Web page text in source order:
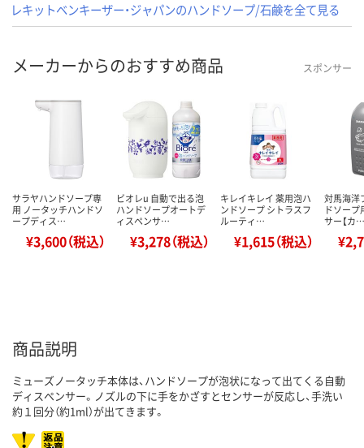
レキットベンキーザー・ジャパンのハンドソープ/石鹸を全て見る
メーカーからのおすすめ商品 スポンサー
サラヤハンドソープ専
用 ノータッチハンドソ
ープディス…
¥3,600（税込）
ビオレu 自動で出る泡
ハンドソープオートデ
ィスペンサ…
¥3,278（税込）
キレイキレイ 薬用泡ハ
ンドソープ シトラスフ
ルーティ…
¥1,615（税込）
対馬海洋
ドソープ
サー【カ…
商品説明
ミューズノータッチ本体は、ハンドソープが泡状になって出てくる自動
ディスペンサー。ノズルの下に手をかざすとセンサーが反応し、手洗い
約１回分（約1ml）が出てきます。